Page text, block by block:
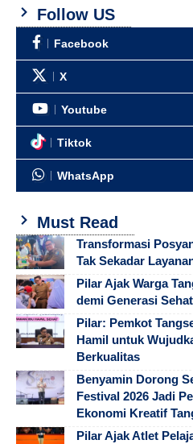
Follow US
Facebook
X
Youtube
Tiktok
WhatsApp
Must Read
Transformasi
Tak Sekadar
Pilar Ajak Warga
demi Generasi
Pilar: Pemkot
Hamil untuk
Berkualitas
Benyamin Dorong
Festival 2026 Jadi
Ekonomi Kreatif
Pilar Ajak Atlet